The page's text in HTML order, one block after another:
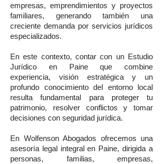
empresas, emprendimientos y proyectos
familiares, generando también una
creciente demanda por servicios jurídicos
especializados.
En este contexto, contar con un Estudio
Jurídico en Paine que combine
experiencia, visión estratégica y un
profundo conocimiento del entorno local
resulta fundamental para proteger tu
patrimonio, resolver conflictos y tomar
decisiones con seguridad jurídica.
En Wolfenson Abogados ofrecemos una
asesoría legal integral en Paine, dirigida a
personas, familias, empresas,